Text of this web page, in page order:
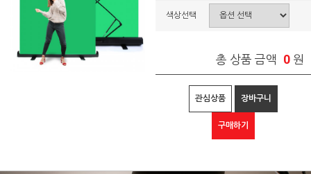
색상선택
총 상품 금액 0 원
관심상품 장바구니
구매하기